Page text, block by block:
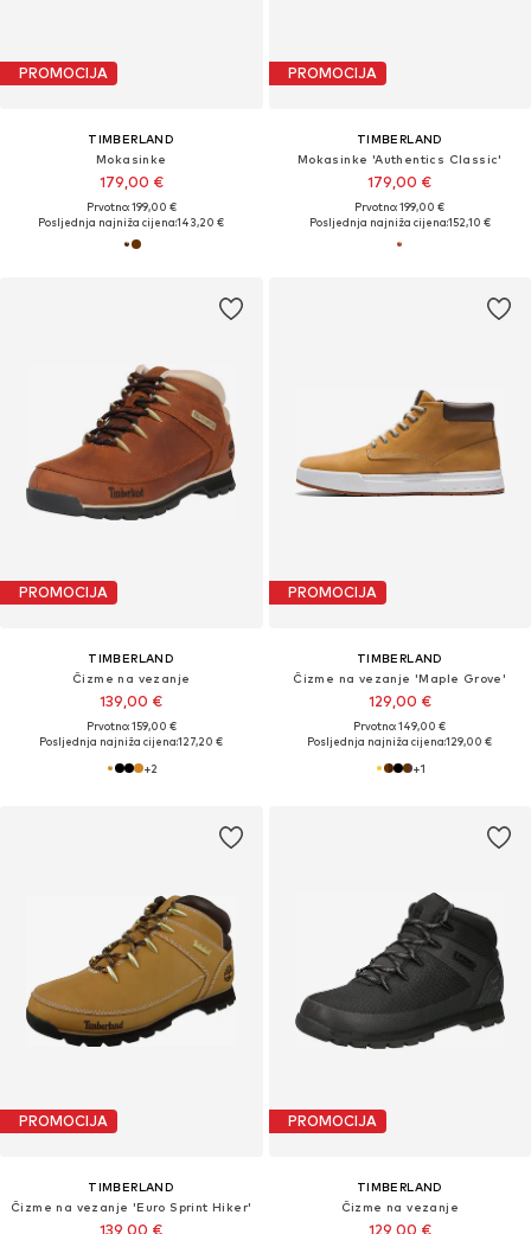
PROMOCIJA
TIMBERLAND
Mokasinke
179,00 €
Prvotno: 199,00 €
Posljednja najniža cijena:143,20 €
PROMOCIJA
TIMBERLAND
Mokasinke 'Authentics Classic'
179,00 €
Prvotno: 199,00 €
Posljednja najniža cijena:152,10 €
PROMOCIJA
TIMBERLAND
Čizme na vezanje
139,00 €
Prvotno: 159,00 €
Posljednja najniža cijena:127,20 €
+2
PROMOCIJA
TIMBERLAND
Čizme na vezanje 'Maple Grove'
129,00 €
Prvotno: 149,00 €
Posljednja najniža cijena:129,00 €
+1
PROMOCIJA
TIMBERLAND
Čizme na vezanje 'Euro Sprint Hiker'
139,00 €
PROMOCIJA
TIMBERLAND
Čizme na vezanje
129,00 €